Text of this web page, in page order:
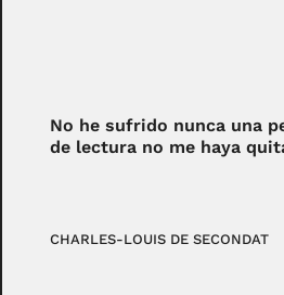
No he sufrido nunca una
de lectura no me haya
CHARLES-LOUIS DE SECONDAT